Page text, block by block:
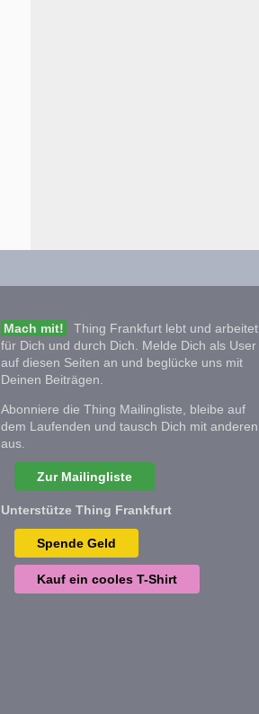
Mach mit!
Thing Frankfurt lebt und arbeitet
für Dich und durch Dich. Melde Dich als User
auf diesen Seiten an und beglücke uns mit
Deinen Beiträgen.
Abonniere die Thing Mailingliste, bleibe auf
dem Laufenden und tausch Dich mit anderen
aus.
Zur Mailingliste
Unterstütze Thing Frankfurt
Spende Geld
Kauf ein cooles T-Shirt